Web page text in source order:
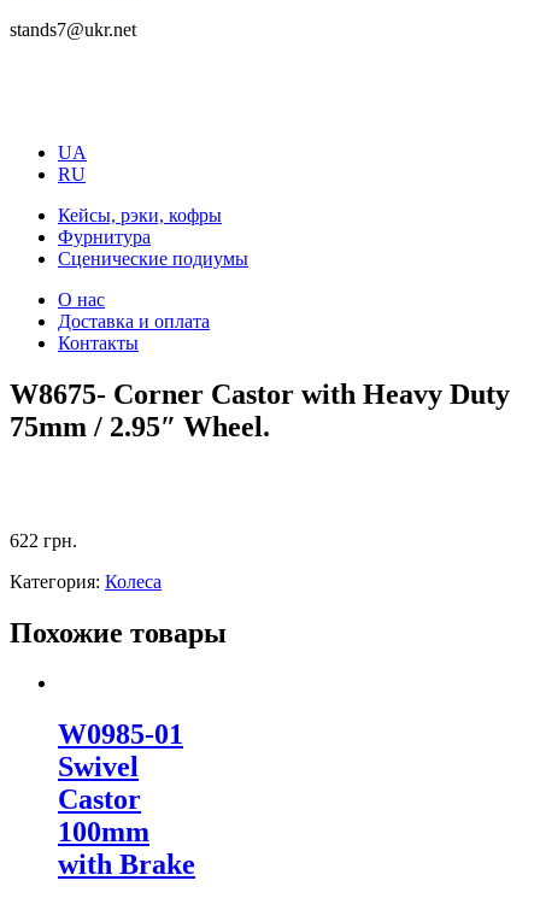
stands7@ukr.net
UA
RU
Кейсы, рэки, кофры
Фурнитура
Сценические подиумы
О нас
Доставка и оплата
Контакты
W8675- Corner Castor with Heavy Duty
75mm / 2.95″ Wheel.
622 грн.
Категория: Колеса
Похожие товары
W0985-01
Swivel
Castor
100mm
with Brake